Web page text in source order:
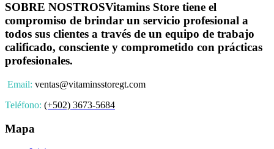
SOBRE NOSTROSVitamins Store tiene el
compromiso de brindar un servicio profesional a
todos sus clientes a través de un equipo de trabajo
calificado, consciente y comprometido con prácticas
profesionales.
Email: ventas@vitaminsstoregt.com
Teléfono: (+502) 3673-5684
Mapa